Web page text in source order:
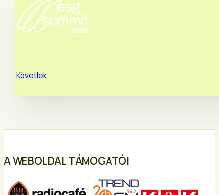
Követlek
A WEBOLDAL TÁMOGATÓI